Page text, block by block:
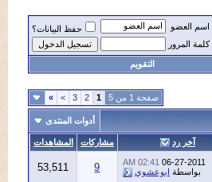
حفظ البيانات؟
1
2
أدوات المنتدى
مشاركات المشاهدات
06-
02:41 AM
ابوعشوي 9
53,511